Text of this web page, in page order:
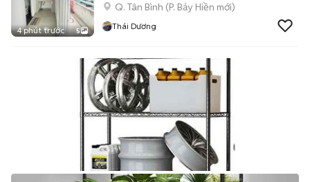
4 phút trước 5
Q. Tân Bình (P. Bảy Hiền mới)
Thái Dương